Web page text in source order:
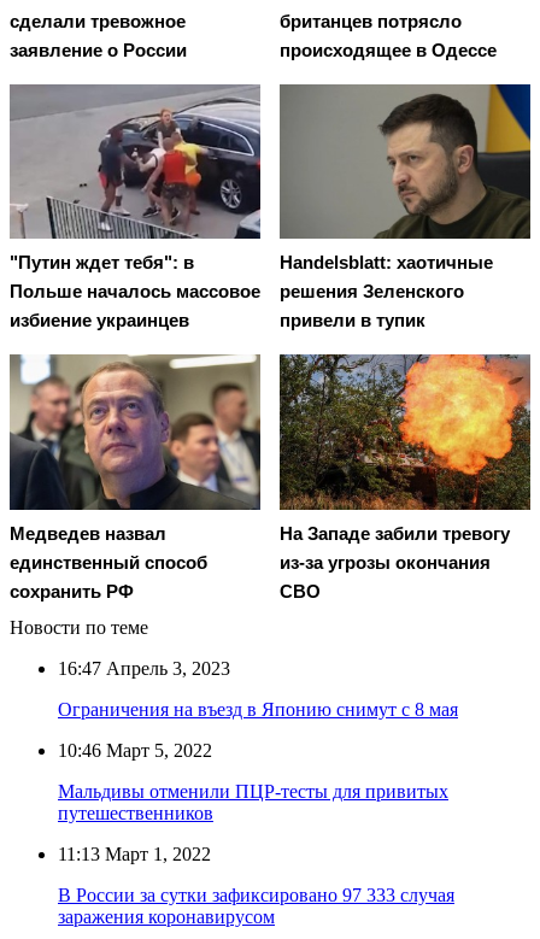
сделали тревожное
заявление о России
британцев потрясло
происходящее в Одессе
"Путин ждет тебя": в
Польше началось массовое
избиение украинцев
Handelsblatt: хаотичные
решения Зеленского
привели в тупик
Медведев назвал
единственный способ
сохранить РФ
На Западе забили тревогу
из-за угрозы окончания
СВО
Новости по теме
16:47 Апрель 3, 2023
Ограничения на въезд в Японию снимут с 8 мая
10:46 Март 5, 2022
Мальдивы отменили ПЦР-тесты для привитых
путешественников
11:13 Март 1, 2022
В России за сутки зафиксировано 97 333 случая
заражения коронавирусом